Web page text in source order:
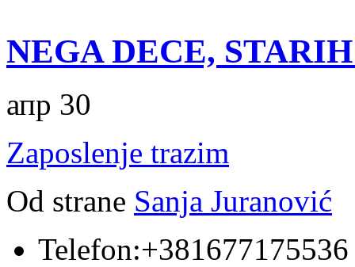
NEGA DECE,
апр 30
Zaposlenje trazim
Od strane Sanja Juranović
Telefon:+381677175536